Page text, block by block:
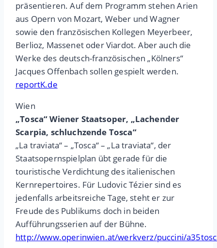
präsentieren. Auf dem Programm stehen Arien
aus Opern von Mozart, Weber und Wagner
sowie den französischen Kollegen Meyerbeer,
Berlioz, Massenet oder Viardot. Aber auch die
Werke des deutsch-französischen „Kölners“
Jacques Offenbach sollen gespielt werden.
reportK.de
Wien
„Tosca“ Wiener Staatsoper, „Lachender
Scarpia, schluchzende Tosca“
„La traviata“ – „Tosca“ – „La traviata“, der
Staatsopernspielplan übt gerade für die
touristische Verdichtung des italienischen
Kernrepertoires. Für Ludovic Tézier sind es
jedenfalls arbeitsreiche Tage, steht er zur
Freude des Publikums doch in beiden
Aufführungsserien auf der Bühne.
http://www.operinwien.at/werkverz/puccini/